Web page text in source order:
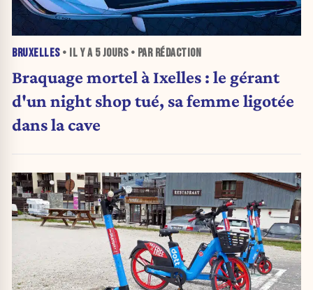
BRUXELLES• IL Y A 5 JOURS• PAR RÉDACTION
Braquage mortel à Ixelles : le gérant
d'un night shop tué, sa femme ligotée
dans la cave